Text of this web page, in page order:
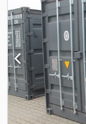
Prohromska kutija
opremi su bez
međuprodaju i